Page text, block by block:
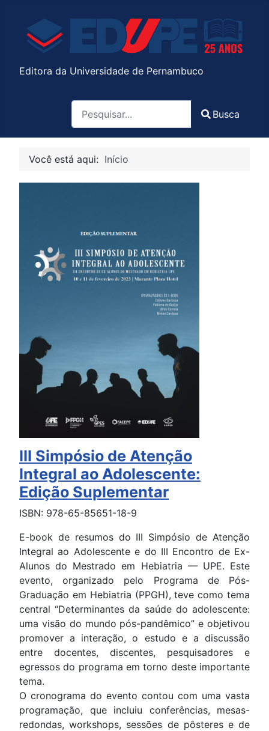
Editora da Universidade de Pernambuco
Busca
Você está aqui: Início
III Simpósio de Atenção
Integral ao Adolescente:
Edição Suplementar
ISBN: 978-65-85651-18-9
E-book de resumos do III Simpósio de Atenção
Integral ao Adolescente e do III Encontro de Ex-
Alunos do Mestrado em Hebiatria — UPE. Este
evento, organizado pelo Programa de Pós-
Graduação em Hebiatria (PPGH), teve como tema
central “Determinantes da saúde do adolescente:
uma visão do mundo pós-pandêmico” e objetivou
promover a interação, o estudo e a discussão
entre docentes, discentes, pesquisadores e
egressos do programa em torno deste importante
tema.
O cronograma do evento contou com uma vasta
programação, que incluiu conferências, mesas-
redondas, workshops, sessões de pôsteres e de